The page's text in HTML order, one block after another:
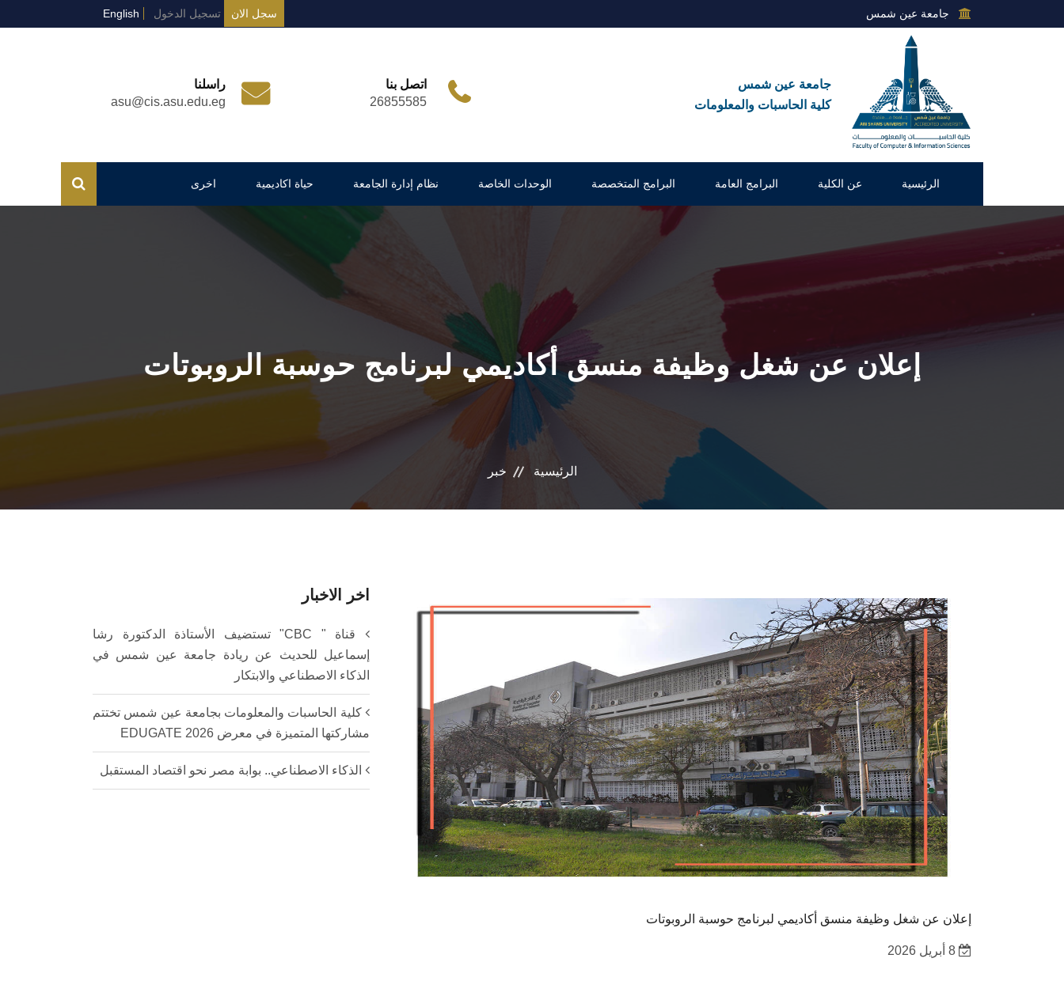
جامعة عين شمس سجل الان تسجيل الدخول English
جامعة عين شمس
كلية الحاسبات والمعلومات
اتصل بنا
26855585
راسلنا
asu@cis.asu.edu.eg
الرئيسية عن الكلية البرامج العامة البرامج المتخصصة الوحدات الخاصة نظام إدارة الجامعة حياة اكاديمية اخرى
إعلان عن شغل وظيفة منسق أكاديمي لبرنامج حوسبة الروبوتات
الرئيسية خبر
إعلان عن شغل وظيفة منسق أكاديمي لبرنامج حوسبة الروبوتات
اخر الاخبار
قناة " CBC" تستضيف الأستاذة الدكتورة رشا
إسماعيل للحديث عن ريادة جامعة عين شمس في
الذكاء الاصطناعي والابتكار
كلية الحاسبات والمعلومات بجامعة عين شمس تختتم
مشاركتها المتميزة في معرض EDUGATE 2026
الذكاء الاصطناعي.. بوابة مصر نحو اقتصاد المستقبل